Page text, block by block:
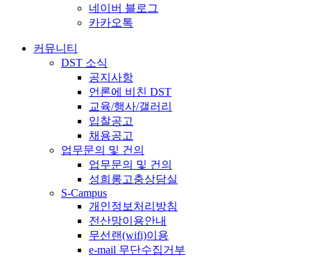
네이버 블로그
카카오톡
커뮤니티
DST 소식
공지사항
언론에 비친 DST
교육/행사/갤러리
입찰공고
채용공고
업무문의 및 건의
업무문의 및 건의
성희롱고충상담실
S-Campus
개인정보처리방침
전산망이용안내
무선랜(wifi)이용
e-mail 무단수집거부